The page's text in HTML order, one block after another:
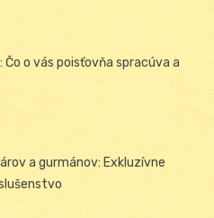
Čo o vás poisťovňa spracúva a
a gurmánov: Exkluzívne